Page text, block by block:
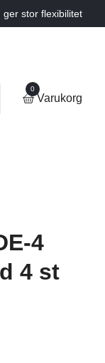
ger stor flexibilitet
0
Varukorg
4
4 st